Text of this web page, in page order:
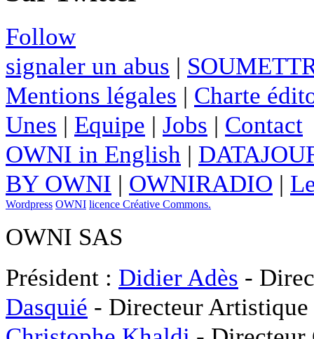
Follow
signaler un abus |
Mentions légales | Charte
Unes | Equipe | Jobs | Contact
OWNI in English |
BY OWNI | OWNIRADIO |
Wordpress OWNI licence Créative Commons.
OWNI SAS
Président : Didier Adès -
Dasquié - Directeur